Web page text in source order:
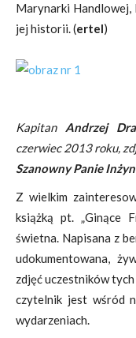
Marynarki Handlowej,
jej historii. (ertel)
Kapitan Andrzej
czerwiec 2013 roku,
Szanowny Panie
Z wielkim
książką pt. „Ginące
świetna. Napisana z
udokumentowana,
zdjęć uczestników
czytelnik jest wśród
wydarzeniach.